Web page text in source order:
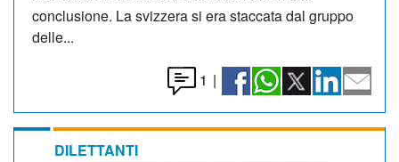
conclusione. La svizzera si era staccata dal gruppo
delle...
1 |
DILETTANTI